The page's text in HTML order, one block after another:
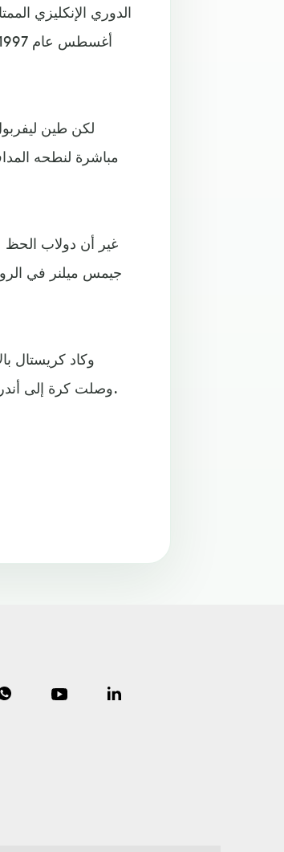
الدوري الإنكليزي
لكن طين
مباشرة لنطحه
غير أن دولاب الحظ
جيمس ميلنر في
وكاد كريستال
وصلت كرة إلى أندرسن نفسه أمام المرمى، غير أنه حوّلها بعيدة فوق عارضة أليسون (90+4).